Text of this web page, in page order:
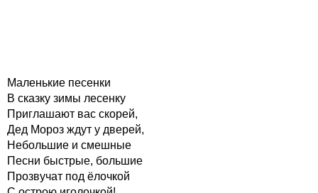
Маленькие песенки
В сказку зимы лесенку
Приглашают вас скорей,
Дед Мороз ждут у дверей,
Небольшие и смешные
Песни быстрые, большие
Прозвучат под ёлочкой